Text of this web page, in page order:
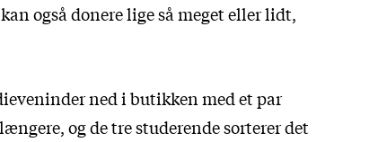
også donere lige så meget eller lidt,
ned i butikken med et par
og de tre studerende sorterer det